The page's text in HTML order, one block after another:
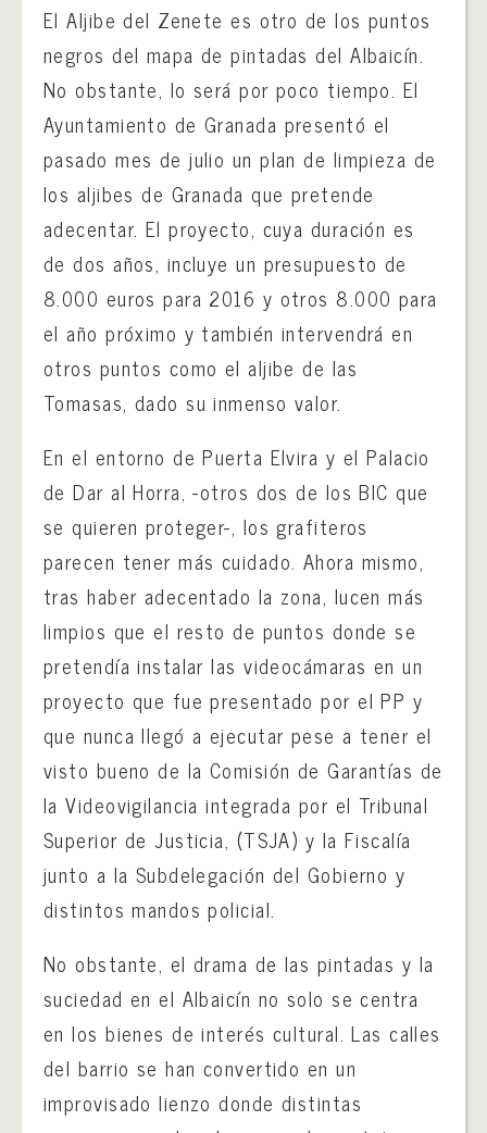
El Aljibe del Zenete es otro de los puntos
negros del mapa de pintadas del Albaicín.
No obstante, lo será por poco tiempo. El
Ayuntamiento de Granada presentó el
pasado mes de julio un plan de limpieza de
los aljibes de Granada que pretende
adecentar. El proyecto, cuya duración es
de dos años, incluye un presupuesto de
8.000 euros para 2016 y otros 8.000 para
el año próximo y también intervendrá en
otros puntos como el aljibe de las
Tomasas, dado su inmenso valor.
En el entorno de Puerta Elvira y el Palacio
de Dar al Horra, -otros dos de los BIC que
se quieren proteger-, los grafiteros
parecen tener más cuidado. Ahora mismo,
tras haber adecentado la zona, lucen más
limpios que el resto de puntos donde se
pretendía instalar las videocámaras en un
proyecto que fue presentado por el PP y
que nunca llegó a ejecutar pese a tener el
visto bueno de la Comisión de Garantías de
la Videovigilancia integrada por el Tribunal
Superior de Justicia, (TSJA) y la Fiscalía
junto a la Subdelegación del Gobierno y
distintos mandos policial.
No obstante, el drama de las pintadas y la
suciedad en el Albaicín no solo se centra
en los bienes de interés cultural. Las calles
del barrio se han convertido en un
improvisado lienzo donde distintas